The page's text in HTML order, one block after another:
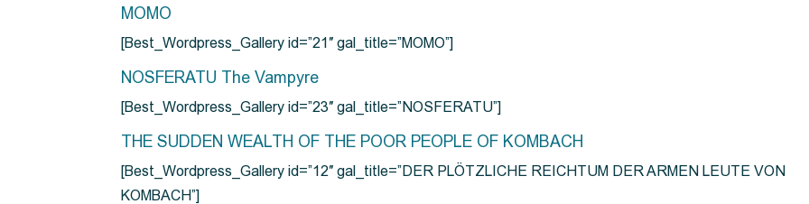
MOMO
[Best_Wordpress_Gallery id=”21″ gal_title=”MOMO”]
NOSFERATU The Vampyre
[Best_Wordpress_Gallery id=”23″ gal_title=”NOSFERATU”]
THE SUDDEN WEALTH OF THE POOR PEOPLE OF KOMBACH
[Best_Wordpress_Gallery id=”12″ gal_title=”DER PLÖTZLICHE REICHTUM DER ARMEN LEUTE VON
KOMBACH”]